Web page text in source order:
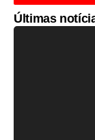
Últimas